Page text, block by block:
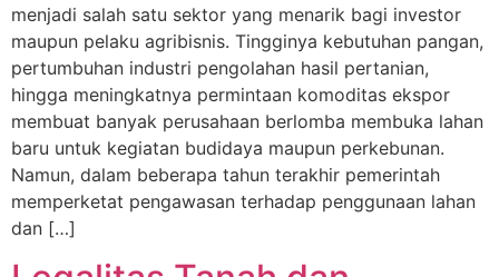
menjadi salah satu sektor yang menarik bagi investor
maupun pelaku agribisnis. Tingginya kebutuhan pangan,
pertumbuhan industri pengolahan hasil pertanian,
hingga meningkatnya permintaan komoditas ekspor
membuat banyak perusahaan berlomba membuka lahan
baru untuk kegiatan budidaya maupun perkebunan.
Namun, dalam beberapa tahun terakhir pemerintah
memperketat pengawasan terhadap penggunaan lahan
dan […]